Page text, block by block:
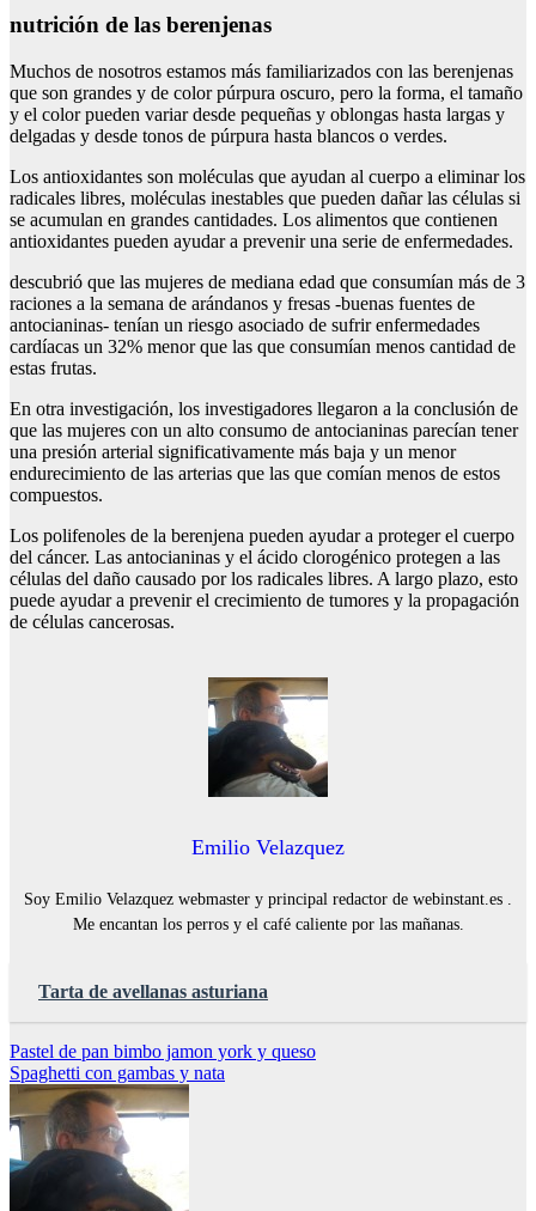
nutrición de las berenjenas
Muchos de nosotros estamos más familiarizados con las berenjenas
que son grandes y de color púrpura oscuro, pero la forma, el tamaño
y el color pueden variar desde pequeñas y oblongas hasta largas y
delgadas y desde tonos de púrpura hasta blancos o verdes.
Los antioxidantes son moléculas que ayudan al cuerpo a eliminar los
radicales libres, moléculas inestables que pueden dañar las células si
se acumulan en grandes cantidades. Los alimentos que contienen
antioxidantes pueden ayudar a prevenir una serie de enfermedades.
descubrió que las mujeres de mediana edad que consumían más de 3
raciones a la semana de arándanos y fresas -buenas fuentes de
antocianinas- tenían un riesgo asociado de sufrir enfermedades
cardíacas un 32% menor que las que consumían menos cantidad de
estas frutas.
En otra investigación, los investigadores llegaron a la conclusión de
que las mujeres con un alto consumo de antocianinas parecían tener
una presión arterial significativamente más baja y un menor
endurecimiento de las arterias que las que comían menos de estos
compuestos.
Los polifenoles de la berenjena pueden ayudar a proteger el cuerpo
del cáncer. Las antocianinas y el ácido clorogénico protegen a las
células del daño causado por los radicales libres. A largo plazo, esto
puede ayudar a prevenir el crecimiento de tumores y la propagación
de células cancerosas.
Emilio Velazquez
Soy Emilio Velazquez webmaster y principal redactor de webinstant.es .
Me encantan los perros y el café caliente por las mañanas.
Tarta de avellanas asturiana
Navegación
de
entradas
Pastel de pan bimbo jamon york y queso
Spaghetti con gambas y nata